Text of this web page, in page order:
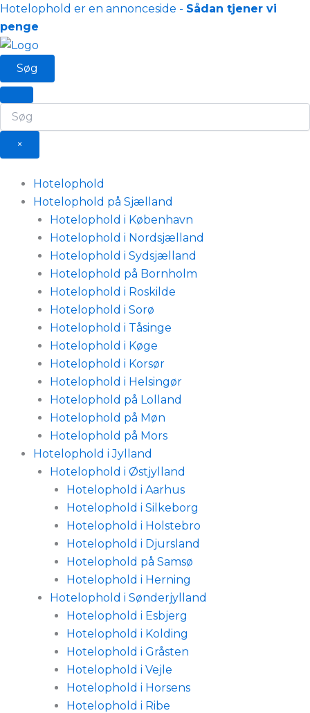
Gå
til
indholdet
Hotelophold er en annonceside - Sådan tjener vi
penge
Søg
×
Hotelophold
Hotelophold på Sjælland
Hotelophold i København
Hotelophold i Nordsjælland
Hotelophold i Sydsjælland
Hotelophold på Bornholm
Hotelophold i Roskilde
Hotelophold i Sorø
Hotelophold i Tåsinge
Hotelophold i Køge
Hotelophold i Korsør
Hotelophold i Helsingør
Hotelophold på Lolland
Hotelophold på Møn
Hotelophold på Mors
Hotelophold i Jylland
Hotelophold i Østjylland
Hotelophold i Aarhus
Hotelophold i Silkeborg
Hotelophold i Holstebro
Hotelophold i Djursland
Hotelophold på Samsø
Hotelophold i Herning
Hotelophold i Sønderjylland
Hotelophold i Esbjerg
Hotelophold i Kolding
Hotelophold i Gråsten
Hotelophold i Vejle
Hotelophold i Horsens
Hotelophold i Ribe